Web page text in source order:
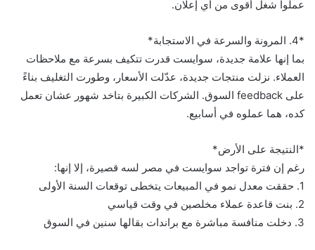
عملوا شغل أقوى من أي إعلان.
*4. المرونة والسرعة في الاستجابة*
بما إنها علامة جديدة، سوايست قدرت تتكيف بسرعة مع ملاحظات
العملاء. نزلت منتجات جديدة، عدّلت الأسعار، وطورت التغليف بناءً
على feedback السوق. الشركات الكبيرة بتاخد شهور عشان تعمل
كده، هما عملوه في أسابيع.
*النتيجة على الأرض*
رغم إن فترة تواجد سوايست في مصر لسه قصيرة، إلا إنها:
1. حققت معدل نمو في المبيعات يتخطى توقعات السنة الأولى
2. بنت قاعدة عملاء مخلصين في وقت قياسي
3. دخلت منافسة مباشرة مع براندات بقالها سنين في السوق